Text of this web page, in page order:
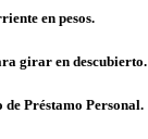
en pesos.
girar en descubierto.
de Préstamo Personal.